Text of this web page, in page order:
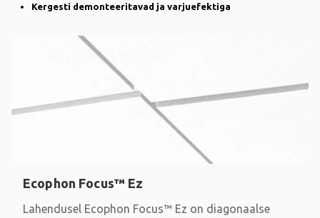
Kergesti demonteeritavad ja varjuefektiga
Ecophon Focus™ Ez
Lahendusel Ecophon Focus™ Ez on diagonaalse